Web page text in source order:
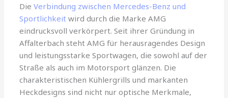
DieVerbindung zwischen Mercedes-Benz und
Sportlichkeit wird durch die Marke AMG
eindrucksvoll verkörpert. Seit ihrer Gründung in
Affalterbach steht AMG für herausragendes Design
und leistungsstarke Sportwagen, die sowohl auf der
Straße als auch im Motorsport glänzen. Die
charakteristischen Kühlergrills und markanten
Heckdesigns sind nicht nur optische Merkmale,